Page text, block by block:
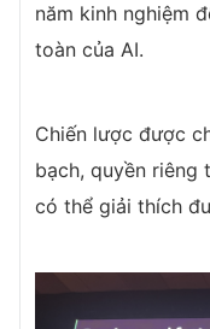
năm kinh nghiệm
toàn của AI.
Chiến lược được
bạch, quyền riêng
có thể giải thích